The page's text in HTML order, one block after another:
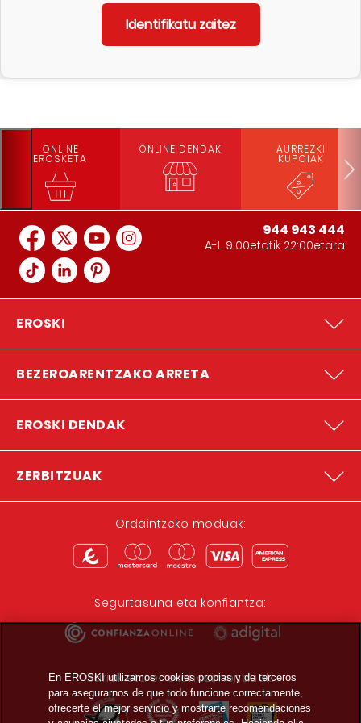
ONLINE
EROSKETA
ONLINE DENDAK AURREZKI
KUPOIAK
944 943 444
A-L 9:00etatik 22:00etara
EROSKI
BEZEROARENTZAKO ARRETA
EROSKI DENDAK
ZERBITZUAK
Ordaintzeko moduak:
Segurtasuna eta konfiantza:
Sariak eta errekonozimenduak:
En EROSKI utilizamos cookies propias y de terceros
para asegurarnos de que todo funcione correctamente,
ofrecerte el mejor servicio y mostrarte recomendaciones